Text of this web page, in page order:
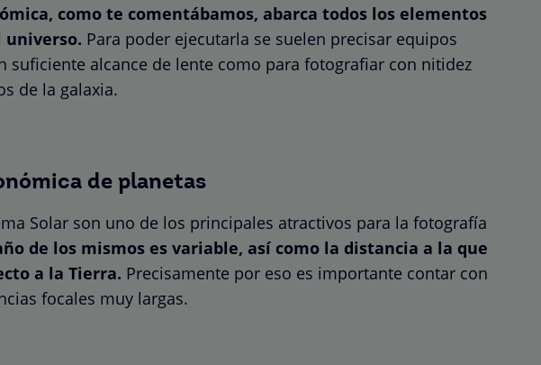
como te comentábamos, abarca todos los elementos
universo. Para poder ejecutarla se suelen precisar equipos
suficiente alcance de lente como para fotografiar con nitidez
de la galaxia.
de planetas
Solar son uno de los principales atractivos para la fotografía
de los mismos es variable, así como la distancia a la que
a la Tierra. Precisamente por eso es importante contar con
focales muy largas.